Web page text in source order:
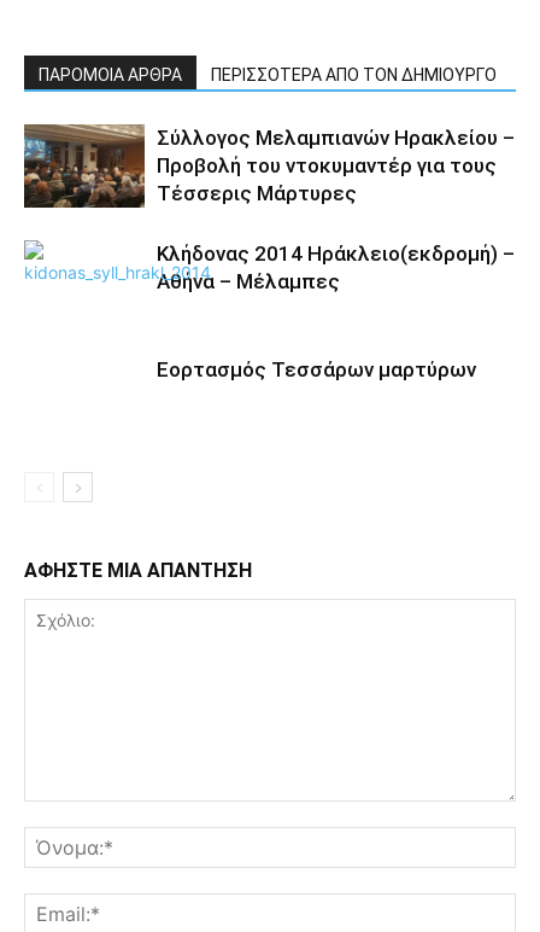
ΠΑΡΟΜΟΙΑ ΑΡΘΡΑ ΠΕΡΙΣΣΟΤΕΡΑ ΑΠΟ ΤΟΝ ΔΗΜΙΟΥΡΓΟ
Σύλλογος Μελαμπιανών Ηρακλείου –
Προβολή του ντοκυμαντέρ για τους
Τέσσερις Μάρτυρες
Κλήδονας 2014 Ηράκλειο(εκδρομή) –
Αθήνα – Μέλαμπες
Εορτασμός Τεσσάρων μαρτύρων
ΑΦΗΣΤΕ ΜΙΑ ΑΠΑΝΤΗΣΗ